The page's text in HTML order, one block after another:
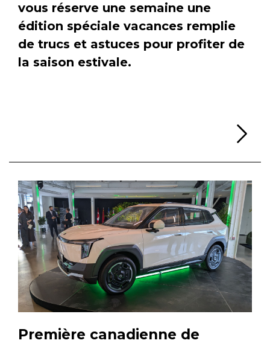
vous réserve une semaine une
édition spéciale vacances remplie
de trucs et astuces pour profiter de
la saison estivale.
Première canadienne de